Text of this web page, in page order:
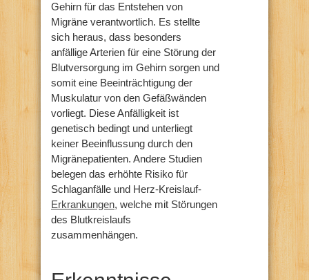
Gehirn für das Entstehen von
Migräne verantwortlich. Es stellte
sich heraus, dass besonders
anfällige Arterien für eine Störung der
Blutversorgung im Gehirn sorgen und
somit eine Beeinträchtigung der
Muskulatur von den Gefäßwänden
vorliegt. Diese Anfälligkeit ist
genetisch bedingt und unterliegt
keiner Beeinflussung durch den
Migränepatienten. Andere Studien
belegen das erhöhte Risiko für
Schlaganfälle und Herz-Kreislauf-
Erkrankungen, welche mit Störungen
des Blutkreislaufs
zusammenhängen.